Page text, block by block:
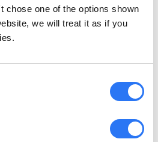
chose one of the options shown
we will treat it as if you
te garanderen.
interviews, focusgroepen
- meestal bestaande